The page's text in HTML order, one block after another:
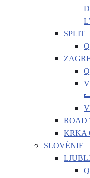
SPLIT
👟
ROAD
KRKA
SLOVÉNIE